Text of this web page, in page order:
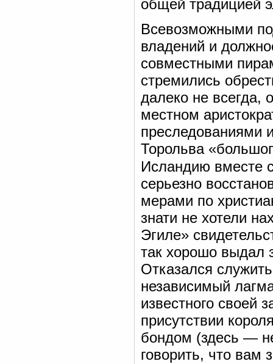
общей традицией
Всевозможными
владений и
совместными
стремились
далеко не всегда,
местном
преследованиями
Торольва
Исландию вместе
серьезно
мерами по
знати не хотели
Эгиле»
так хорошо выдал
Отказался
независимый
известного своей
присутствии
бондом (здесь —
говорить, что вам